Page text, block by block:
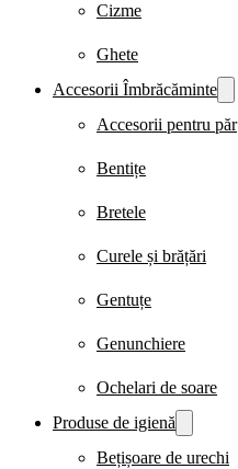
Cizme
Ghete
Accesorii Îmbrăcăminte
Accesorii pentru păr
Bentițe
Bretele
Curele și brățări
Gentuțe
Genunchiere
Ochelari de soare
Produse de igienă
Bețișoare de urechi